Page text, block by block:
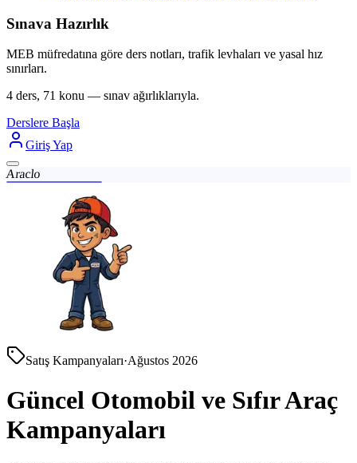
Sınava Hazırlık
MEB müfredatına göre ders notları, trafik levhaları ve yasal hız
sınırları.
4 ders, 71 konu — sınav ağırlıklarıyla.
Derslere Başla
Giriş Yap
Araclo
Satış Kampanyaları·Ağustos 2026
Güncel Otomobil ve Sıfır Araç
Kampanyaları